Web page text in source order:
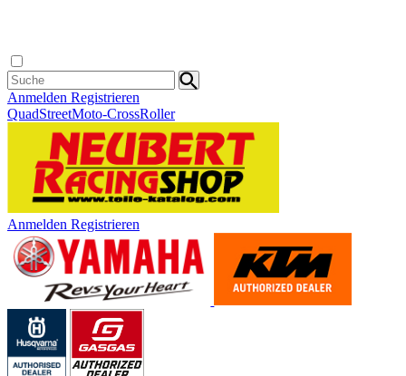
Anmelden Registrieren
QuadStreetMoto-CrossRoller
Anmelden Registrieren